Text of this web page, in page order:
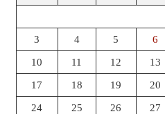
3 4 5 6
10 11 12 13
17 18 19 20
24 25 26 27